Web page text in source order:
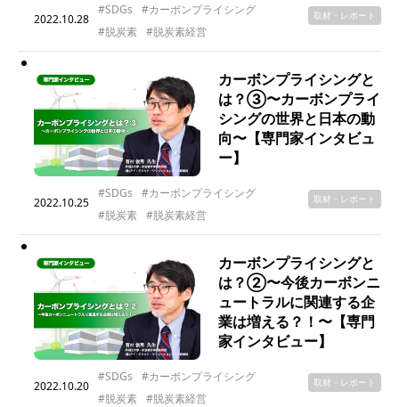
2022.10.28
#SDGs
#カーボンプライシング
#脱炭素
#脱炭素経営
取材・レポート
カーボンプライシングと
は？③〜カーボンプライ
シングの世界と日本の動
向〜【専門家インタビュ
ー】
2022.10.25
#SDGs
#カーボンプライシング
#脱炭素
#脱炭素経営
取材・レポート
カーボンプライシングと
は？②〜今後カーボンニ
ュートラルに関連する企
業は増える？！〜【専門
家インタビュー】
2022.10.20
#SDGs
#カーボンプライシング
#脱炭素
#脱炭素経営
取材・レポート